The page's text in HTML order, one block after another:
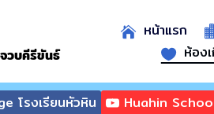
วบคีรีขันธ์
หน้าแรก
ห้อง
โรงเรียนหัวหิน Huahin